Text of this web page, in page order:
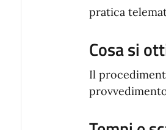
pratica
Cosa si
Il